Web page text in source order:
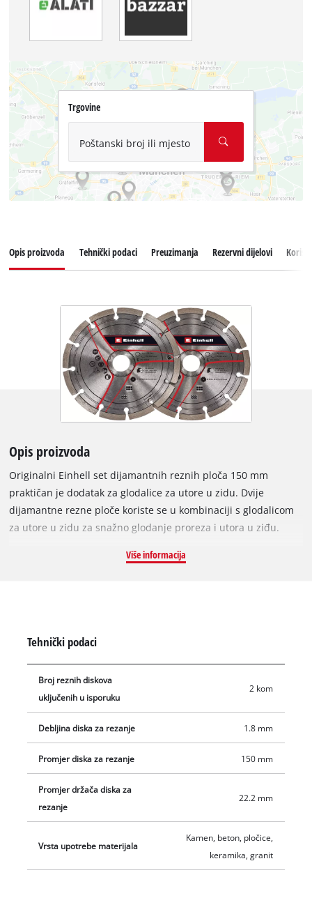
Trgovine
Poštanski broj ili mjesto
Opis proizvoda Tehnički podaci Preuzimanja Rezervni dijelovi
Opis proizvoda
Originalni Einhell set dijamantnih reznih ploča 150 mm
praktičan je dodatak za glodalice za utore u zidu. Dvije
dijamantne rezne ploče koriste se u kombinaciji s glodalicom
za utore u zidu za snažno glodanje proreza i utora u ziđu.
pločicama, keramici, porculanu, mramoru i granitu.
reznih ploča iznosi 10.200 okr/min. U isporuku su uključene
dvije dijamantne rezne ploče debljine 1,8 mm i promjera 150
Više informacija
Tehnički podaci
Broj reznih diskova
uključenih u isporuku
2 kom
Debljina diska za rezanje 1.8 mm
Promjer diska za rezanje 150 mm
Promjer držača diska za
rezanje
22.2 mm
Vrsta upotrebe materijala
Kamen, beton, pločice,
keramika, granit